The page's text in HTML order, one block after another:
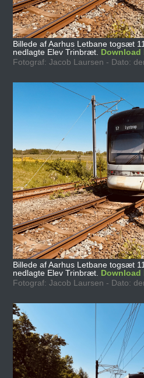
Billede af Aarhus Letbane togsæt
nedlagte Elev Trinbræt. Download
Fotograf: Jacob Laursen - Dato:
Billede af Aarhus Letbane togsæt
nedlagte Elev Trinbræt. Download
Fotograf: Jacob Laursen - Dato: